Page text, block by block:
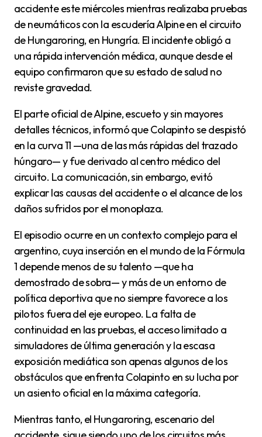
accidente este miércoles mientras realizaba pruebas
de neumáticos con la escudería Alpine en el circuito
de Hungaroring, en Hungría. El incidente obligó a
una rápida intervención médica, aunque desde el
equipo confirmaron que su estado de salud no
reviste gravedad.
El parte oficial de Alpine, escueto y sin mayores
detalles técnicos, informó que Colapinto se despistó
en la curva 11 —una de las más rápidas del trazado
húngaro— y fue derivado al centro médico del
circuito. La comunicación, sin embargo, evitó
explicar las causas del accidente o el alcance de los
daños sufridos por el monoplaza.
El episodio ocurre en un contexto complejo para el
argentino, cuya inserción en el mundo de la Fórmula
1 depende menos de su talento —que ha
demostrado de sobra— y más de un entorno de
política deportiva que no siempre favorece a los
pilotos fuera del eje europeo. La falta de
continuidad en las pruebas, el acceso limitado a
simuladores de última generación y la escasa
exposición mediática son apenas algunos de los
obstáculos que enfrenta Colapinto en su lucha por
un asiento oficial en la máxima categoría.
Mientras tanto, el Hungaroring, escenario del